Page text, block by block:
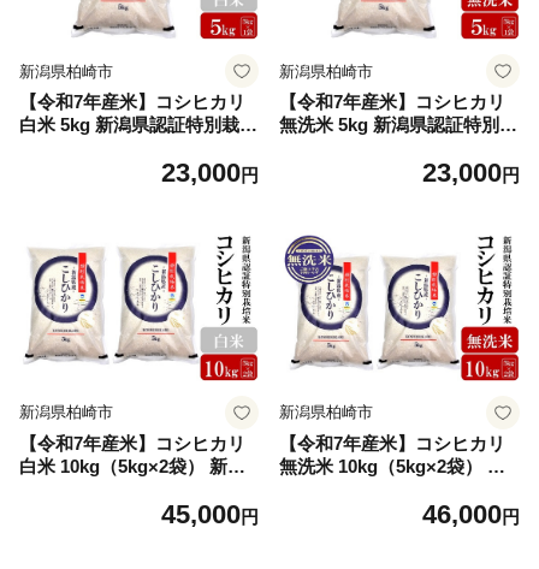
新潟県柏崎市
【令和7年産米】コシヒカリ
白米 5kg 新潟県認証特別栽培
23,000円
新潟県柏崎市
【令和7年産米】コシヒカリ
無洗米 5kg 新潟県認証特別栽
23,000円
新潟県柏崎市
【令和7年産米】コシヒカリ
白米 10kg（5kg×2袋） 新潟
県産 アグリーホンマ[Y0364]
45,000円
新潟県柏崎市
【令和7年産米】コシヒカリ
無洗米 10kg（5kg×2袋） 新
潟県産 アグリーホンマ[Y036
46,000円